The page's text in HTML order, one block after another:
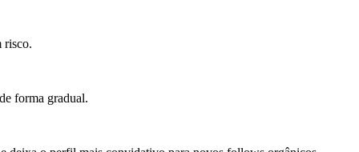
risco.
forma gradual.